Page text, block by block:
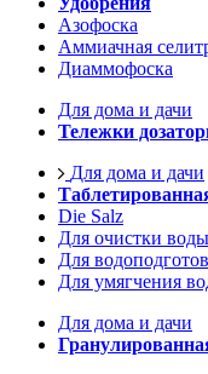
Азофоска
Аммиачная
Диаммофоска
Для дома и дачи
Тележки
Для дома и дачи
Die Salz
Для очистки воды
Для
Для умягчения
Для дома и дачи